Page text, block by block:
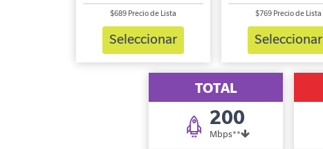
$689 Precio de Lista
Seleccionar
$769 Precio de Lista
Seleccionar
TOTAL
200
Mbps**